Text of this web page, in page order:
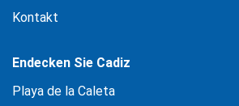
Kontakt
Endecken Sie Cadiz
Playa de la Caleta